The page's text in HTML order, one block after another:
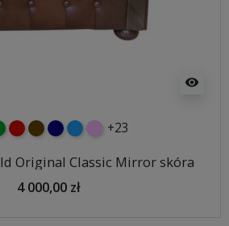
visibility
czerwony
czekoladowy
granatowy
niebieski
różowy
+23
Original Classic Mirror skóra
4 000,00 zł